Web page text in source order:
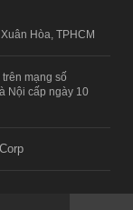
Hòa, TPHCM
mạng số
Nội cấp ngày 10